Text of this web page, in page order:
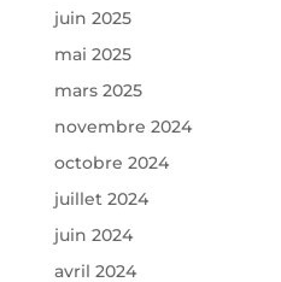
juin 2025
mai 2025
mars 2025
novembre 2024
octobre 2024
juillet 2024
juin 2024
avril 2024